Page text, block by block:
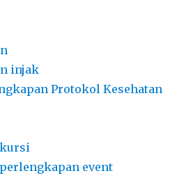
injak
Protokol Kesehatan
kursi
event